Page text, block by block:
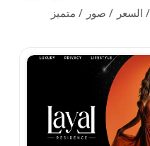
السعر صور
متميز